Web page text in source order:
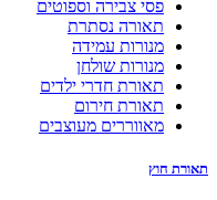
פסי צבירה וספוטים
תאורה נסתרת
מנורות עמידה
מנורות שולחן
תאורת חדרי ילדים
תאורת חירום
מאווררים מעוצבים
תאורת חוץ